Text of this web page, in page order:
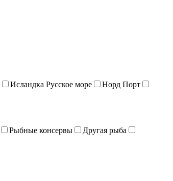
Исландка Русское море
Норд Порт
Рыбные консервы
Другая рыба